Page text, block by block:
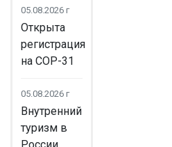
05.08.2026 г
Открыта
регистрация
на COP-31
05.08.2026 г
Внутренний
туризм в